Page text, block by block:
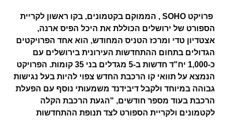
פרויקט SOHO , הממוקם בקטמונים, בקו ראשון לקריית
הספורט של ירושלים הכוללת את היכל הפיס ארנה,
אצטדיון טדי ומרכז הטניס המחודש, הוא אחד הפרויקטים
הגדולים בתחום ההתחדשות העירונית בירושלים עם
כ-1,000 יח"ד חדשות ב-5 מגדלים בני 35 קומות. הפרויקט
הנמצא על תוואי קו הרכבת החדש צפוי להיות בעל נגישות
גבוהה במיוחד ולקבל דיבידנד משמעותי נוסף עם הפעלת
הרכבת בעוד מספר חודשים, "הגעת הרכבת הקלה
לקטמונים ולקריית הספורט לצד תנופת ההתחדשות